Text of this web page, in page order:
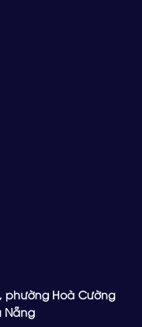
phường Hoà Cường
Nẵng